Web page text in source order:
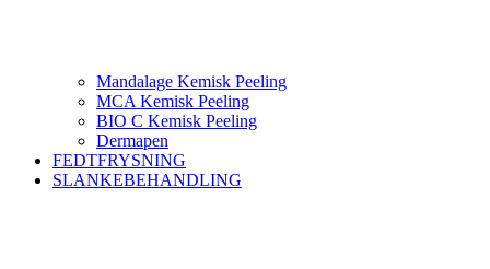
Mandalage Kemisk Peeling
MCA Kemisk Peeling
BIO C Kemisk Peeling
Dermapen
FEDTFRYSNING
SLANKEBEHANDLING